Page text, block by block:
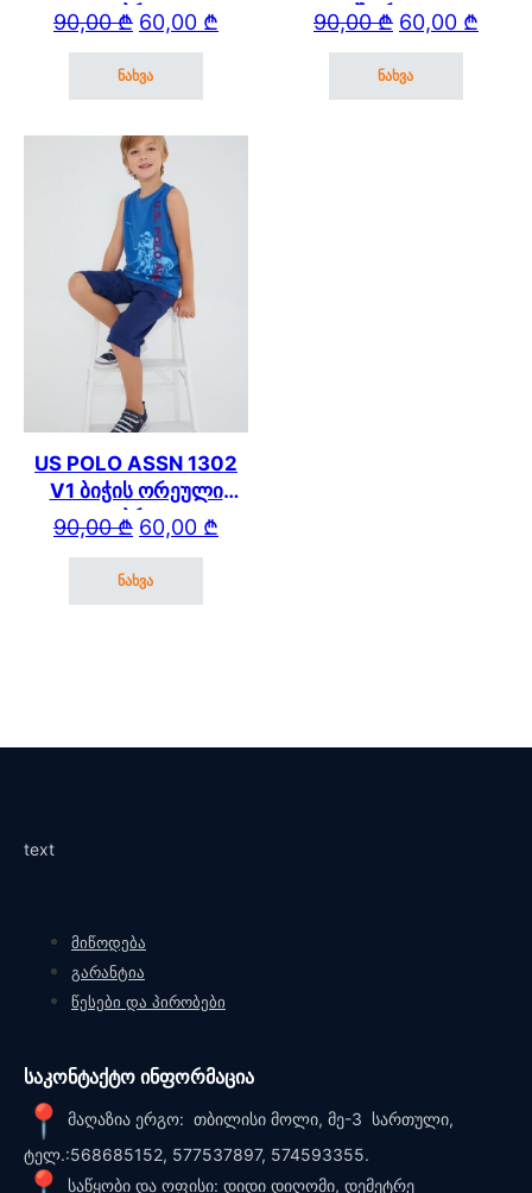
კაპრით
90,00₾ Original price was: 90,00 ₾.
60,00 ₾
Current price is: 60,00 ₾.
ნახვა
შორტით
90,00₾ Original price
60,00 ₾
Current price is:
ნახვა
US POLO ASSN 1302
V1 ბიჭის ორეული
კაპრით
90,00₾ Original price was: 90,00 ₾.
60,00 ₾
Current price is: 60,00 ₾.
ნახვა
text
მიწოდება
გარანტია
წესები და პირობები
საკონტაქტო ინფორმაცია
მაღაზია ერგო: თბილისი მოლი, მე-3 სართული,
ტელ.:568685152, 577537897, 574593355.
საწყობი და ოფისი: დიდი დიღომი, დემეტრე